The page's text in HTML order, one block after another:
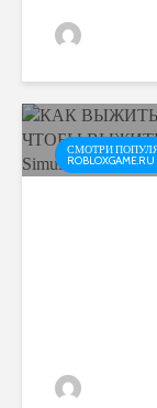
СМОТРИ
ROBLOXGAME.RU